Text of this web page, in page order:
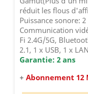
réduit les flous
Puissance sonore:
Communication
Fi 2.4G/5G,
2.1, 1 x USB, 1 x
Garantie: 2 ans
+ Abonnement 12